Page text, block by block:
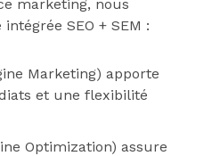
marketing, nous
SEO + SEM :
Marketing) apporte
et une flexibilité
Optimization) assure